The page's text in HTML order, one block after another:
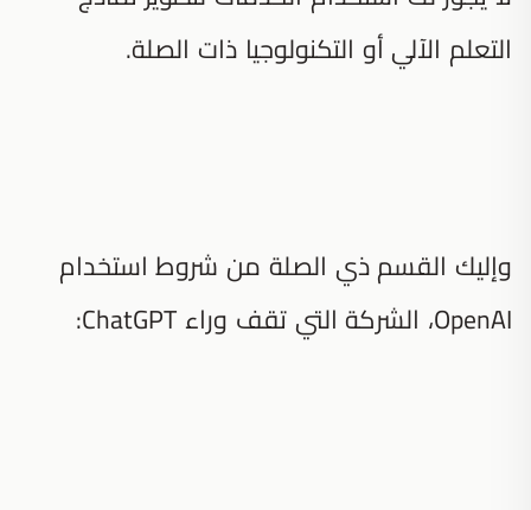
التعلم الآلي أو التكنولوجيا ذات الصلة.
وإليك القسم ذي الصلة من شروط استخدام
OpenAI، الشركة التي تقف وراء ChatGPT: